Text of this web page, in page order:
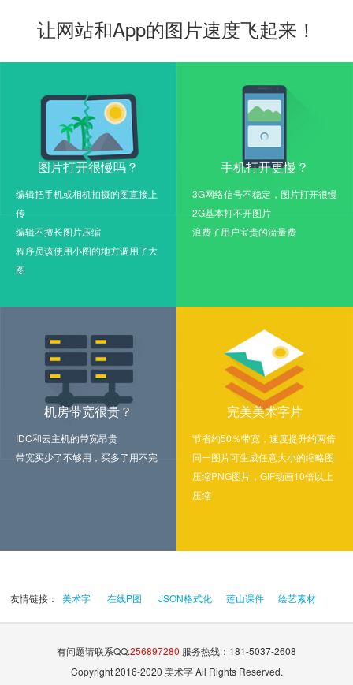
让网站和App的图片速度飞起来！
图片打开很慢吗？
编辑把手机或相机拍摄的图直接上
传
编辑不擅长图片压缩
程序员该使用小图的地方调用了大
图
手机打开更慢？
3G网络信号不稳定，图片打开很慢
2G基本打不开图片
浪费了用户宝贵的流量费
机房带宽很贵？
IDC和云主机的带宽昂贵
带宽买少了不够用，买多了用不完
完美美术字片
节省约50％带宽，速度提升约两倍
同一图片可生成任意大小的缩略图
压缩PNG图片，GIF动画10倍以上
压缩
友情链接：美术字 在线P图 JSON格式化 莲山课件 绘艺素材
有问题请联系QQ:256897280 服务热线：181-5037-2608
Copyright 2016-2020 美术字 All Rights Reserved.